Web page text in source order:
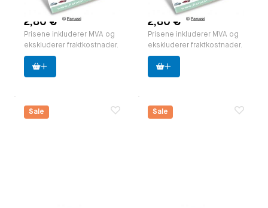
tilgjengelig
2,80 €
Prisene inkluderer MVA og
ekskluderer fraktkostnader.
tilgjengelig
2,80 €
Prisene inkluderer MVA og
ekskluderer fraktkostnader.
Sale Sale